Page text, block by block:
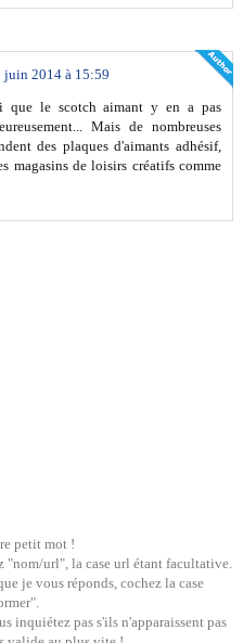
juin 2014 à 15:59
que le scotch aimant y en a pas
Mais de nombreuses
des plaques d'aimants adhésif,
magasins de loisirs créatifs comme
petit mot !
"nom/url", la case url étant facultative.
je vous réponds, cochez la case
inquiétez pas s'ils n'apparaissent pas